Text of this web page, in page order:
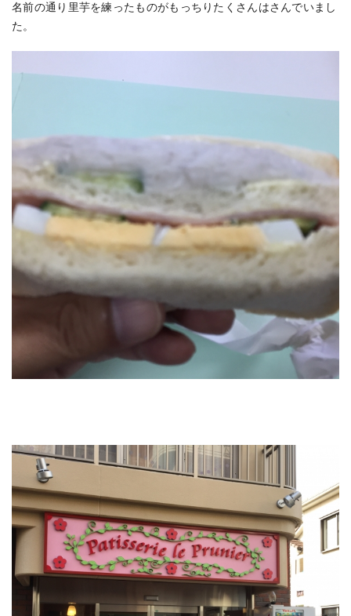
名前の通り里芋を練ったものがもっちりたくさんはさんでいまし
た。